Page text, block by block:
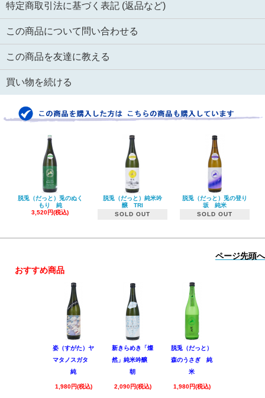
特定商取引法に基づく表記 (返品など)
この商品について問い合わせる
この商品を友達に教える
買い物を続ける
脱兎（だっと）兎のぬく
もり 純
3,520円(税込)
脱兎（だっと）純米吟
醸 TRI
SOLD OUT
脱兎（だっと）兎の登り
坂 純米
SOLD OUT
ページ先頭へ
おすすめ商品
姿（すがた）ヤ
マタノスガタ
純
1,980円(税込)
新きらめき「燦
然」純米吟醸
朝
2,090円(税込)
脱兎（だっと）
森のうさぎ 純
米
1,980円(税込)